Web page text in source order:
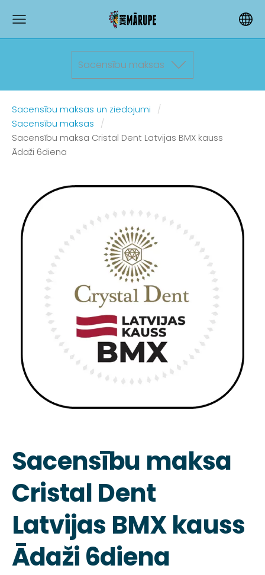
Sacensību maksas
Sacensību maksas un ziedojumi
Sacensību maksas
Sacensību maksa Cristal Dent Latvijas BMX kauss
Ādaži 6diena
Sacensību maksa
Cristal Dent
Latvijas BMX kauss
Ādaži 6diena